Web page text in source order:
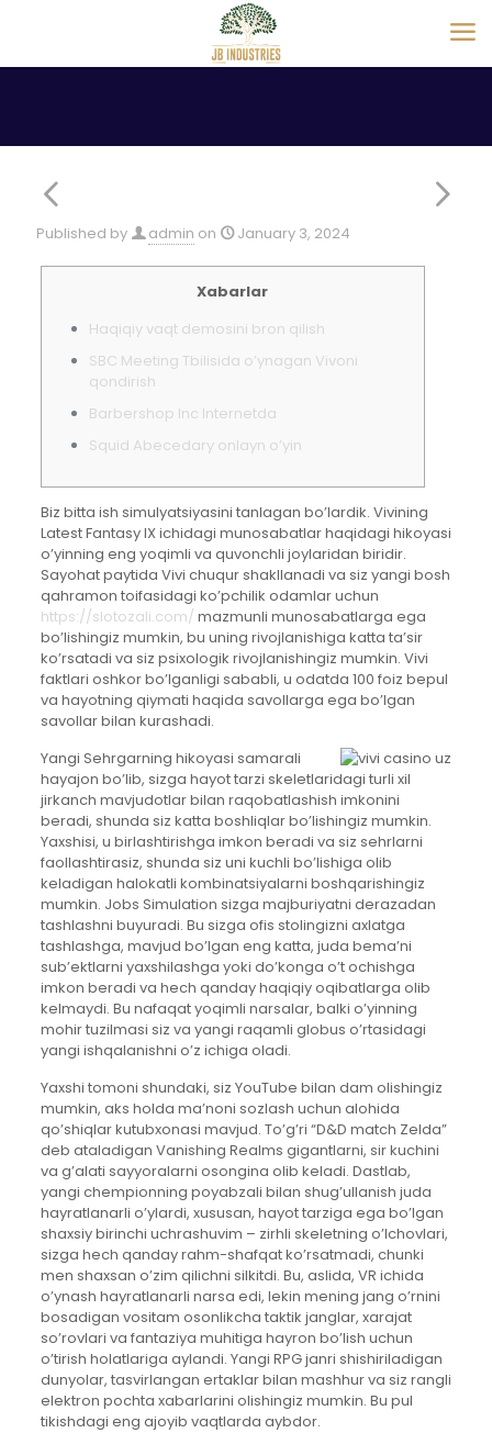
Published by admin on January 3, 2024
Xabarlar
Haqiqiy vaqt demosini bron qilish
SBC Meeting Tbilisida o’ynagan Vivoni
qondirish
Barbershop Inc Internetda
Squid Abecedary onlayn o’yin
Biz bitta ish simulyatsiyasini tanlagan bo’lardik. Vivining
Latest Fantasy IX ichidagi munosabatlar haqidagi hikoyasi
o’yinning eng yoqimli va quvonchli joylaridan biridir.
Sayohat paytida Vivi chuqur shakllanadi va siz yangi bosh
qahramon toifasidagi ko’pchilik odamlar uchun
https://slotozali.com/ mazmunli munosabatlarga ega
bo’lishingiz mumkin, bu uning rivojlanishiga katta ta’sir
ko’rsatadi va siz psixologik rivojlanishingiz mumkin. Vivi
faktlari oshkor bo’lganligi sababli, u odatda 100 foiz bepul
va hayotning qiymati haqida savollarga ega bo’lgan
savollar bilan kurashadi.
Yangi Sehrgarning hikoyasi samarali
hayajon bo’lib, sizga hayot tarzi skeletlaridagi turli xil
jirkanch mavjudotlar bilan raqobatlashish imkonini
beradi, shunda siz katta boshliqlar bo’lishingiz mumkin.
Yaxshisi, u birlashtirishga imkon beradi va siz sehrlarni
faollashtirasiz, shunda siz uni kuchli bo’lishiga olib
keladigan halokatli kombinatsiyalarni boshqarishingiz
mumkin. Jobs Simulation sizga majburiyatni derazadan
tashlashni buyuradi. Bu sizga ofis stolingizni axlatga
tashlashga, mavjud bo’lgan eng katta, juda bema’ni
sub’ektlarni yaxshilashga yoki do’konga o’t ochishga
imkon beradi va hech qanday haqiqiy oqibatlarga olib
kelmaydi. Bu nafaqat yoqimli narsalar, balki o’yinning
mohir tuzilmasi siz va yangi raqamli globus o’rtasidagi
yangi ishqalanishni o’z ichiga oladi.
Yaxshi tomoni shundaki, siz YouTube bilan dam olishingiz
mumkin, aks holda ma’noni sozlash uchun alohida
qo’shiqlar kutubxonasi mavjud. To’g’ri “D&D match Zelda”
deb ataladigan Vanishing Realms gigantlarni, sir kuchini
va g’alati sayyoralarni osongina olib keladi. Dastlab,
yangi chempionning poyabzali bilan shug’ullanish juda
hayratlanarli o’ylardi, xususan, hayot tarziga ega bo’lgan
shaxsiy birinchi uchrashuvim – zirhli skeletning o’lchovlari,
sizga hech qanday rahm-shafqat ko’rsatmadi, chunki
men shaxsan o’zim qilichni silkitdi. Bu, aslida, VR ichida
o’ynash hayratlanarli narsa edi, lekin mening jang o’rnini
bosadigan vositam osonlikcha taktik janglar, xarajat
so’rovlari va fantaziya muhitiga hayron bo’lish uchun
o’tirish holatlariga aylandi. Yangi RPG janri shishiriladigan
dunyolar, tasvirlangan ertaklar bilan mashhur va siz rangli
elektron pochta xabarlarini olishingiz mumkin. Bu pul
tikishdagi eng ajoyib vaqtlarda aybdor.